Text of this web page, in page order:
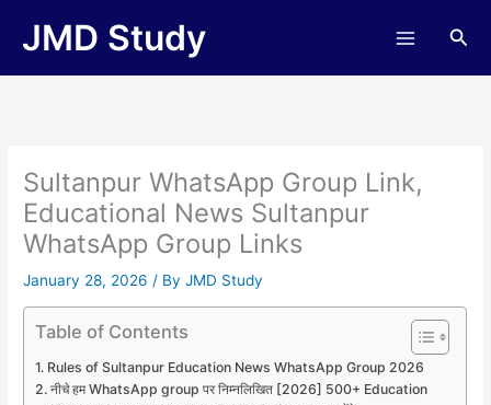
JMD Study
Sultanpur WhatsApp Group Link,
Educational News Sultanpur
WhatsApp Group Links
January 28, 2026/ ByJMD Study
Table of Contents
Rules of Sultanpur Education News WhatsApp Group 2026
नीचे हम WhatsApp group पर निम्नलिखित [2026] 500+ Education